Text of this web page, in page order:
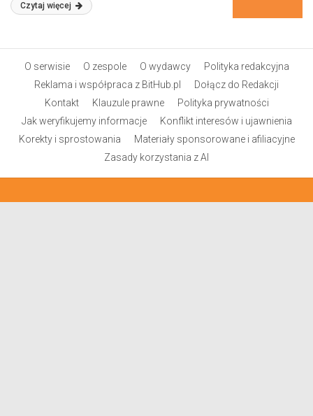
Czytaj więcej
O serwisie O zespole O wydawcy
Polityka redakcyjna
Reklama i współpraca z BitHub.pl
Dołącz do Redakcji
Kontakt
Klauzule prawne
Polityka prywatności
Jak weryfikujemy informacje
Konflikt interesów i ujawnienia
Korekty i sprostowania
Materiały sponsorowane i afiliacyjne
Zasady korzystania z AI